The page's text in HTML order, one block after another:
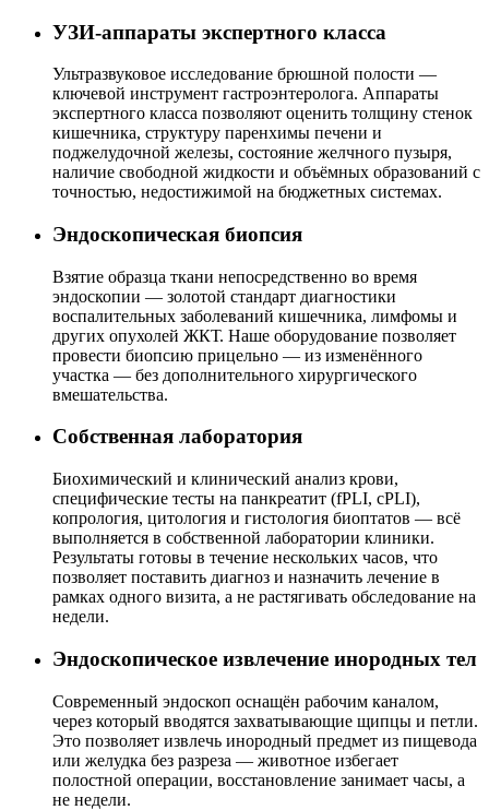
УЗИ-аппараты экспертного класса
Ультразвуковое исследование брюшной полости —
ключевой инструмент гастроэнтеролога. Аппараты
экспертного класса позволяют оценить толщину стенок
кишечника, структуру паренхимы печени и
поджелудочной железы, состояние желчного пузыря,
наличие свободной жидкости и объёмных образований с
точностью, недостижимой на бюджетных системах.
Эндоскопическая биопсия
Взятие образца ткани непосредственно во время
эндоскопии — золотой стандарт диагностики
воспалительных заболеваний кишечника, лимфомы и
других опухолей ЖКТ. Наше оборудование позволяет
провести биопсию прицельно — из изменённого
участка — без дополнительного хирургического
вмешательства.
Собственная лаборатория
Биохимический и клинический анализ крови,
специфические тесты на панкреатит (fPLI, cPLI),
копрология, цитология и гистология биоптатов — всё
выполняется в собственной лаборатории клиники.
Результаты готовы в течение нескольких часов, что
позволяет поставить диагноз и назначить лечение в
рамках одного визита, а не растягивать обследование на
недели.
Эндоскопическое извлечение инородных тел
Современный эндоскоп оснащён рабочим каналом,
через который вводятся захватывающие щипцы и петли.
Это позволяет извлечь инородный предмет из пищевода
или желудка без разреза — животное избегает
полостной операции, восстановление занимает часы, а
не недели.